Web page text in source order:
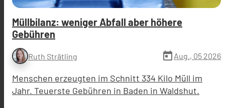
Müllbilanz: weniger Abfall aber höhere
Gebühren
Ruth Strätling today Aug., 05 2026
Menschen erzeugten im Schnitt 334 Kilo Müll im
Jahr. Teuerste Gebühren in Baden in Waldshut.